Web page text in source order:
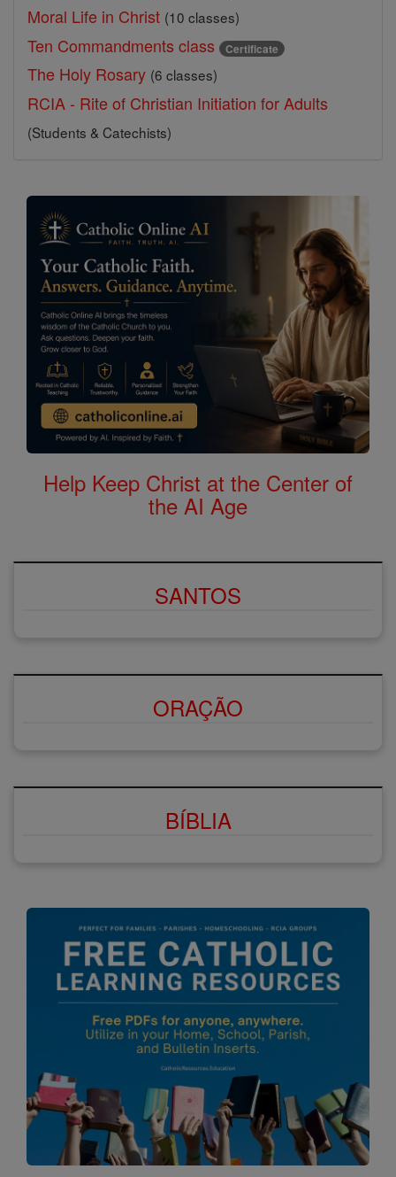
Moral Life in Christ (10 classes)
Ten Commandments class Certificate
The Holy Rosary (6 classes)
RCIA - Rite of Christian Initiation for Adults
(Students & Catechists)
Help Keep Christ at the Center of
the AI Age
SANTOS
ORAÇÃO
BÍBLIA